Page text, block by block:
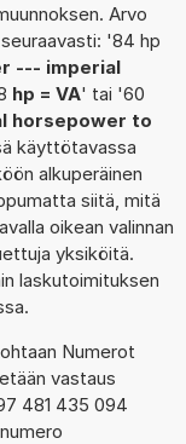
Arvo
'84 hp
--- imperial
hp = VA' tai '60
horsepower to
käyttötavassa
alkuperäinen
siitä, mitä
oikean valinnan
yksiköitä.
laskutoimituksen
Numerot
vastaus
481 435 094